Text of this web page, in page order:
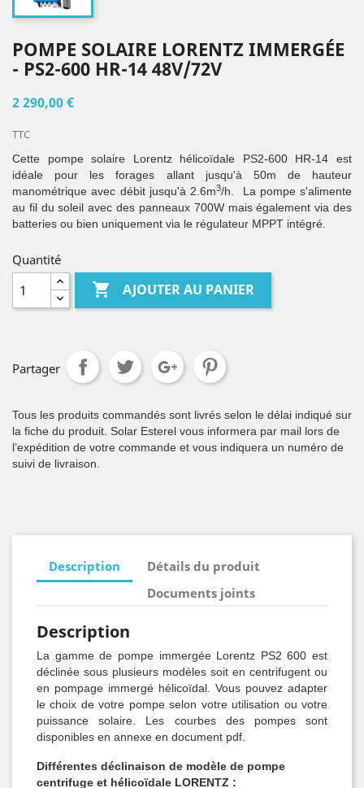
POMPE SOLAIRE LORENTZ IMMERGÉE
- PS2-600 HR-14 48V/72V
2 290,00 €
TTC
Cette pompe solaire Lorentz hélicoïdale PS2-600 HR-14 est
idéale pour les forages allant jusqu'à 50m de hauteur
manométrique avec débit jusqu'à 2.6m3/h. La pompe s'alimente
au fil du soleil avec des panneaux 700W mais également via des
batteries ou bien uniquement via le régulateur MPPT intégré.
Quantité
 AJOUTER AU PANIER
Partager
Tous les produits commandés sont livrés selon le délai indiqué sur
la fiche du produit. Solar Esterel vous informera par mail lors de
l’expédition de votre commande et vous indiquera un numéro de
suivi de livraison.
Description
Détails du produit
Documents joints
Description
La gamme de pompe immergée Lorentz PS2 600 est
déclinée sous plusieurs modèles soit en centrifugent ou
en pompage immergé hélicoïdal. Vous pouvez adapter
le choix de votre pompe selon votre utilisation ou votre
puissance solaire. Les courbes des pompes sont
disponibles en annexe en document pdf.
Différentes déclinaison de modèle de pompe
centrifuge et hélicoïdale LORENTZ :